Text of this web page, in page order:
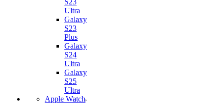
S23
Ultra
Galaxy
S23
Plus
Galaxy
S24
Ultra
Galaxy
S25
Ultra
Apple Watch